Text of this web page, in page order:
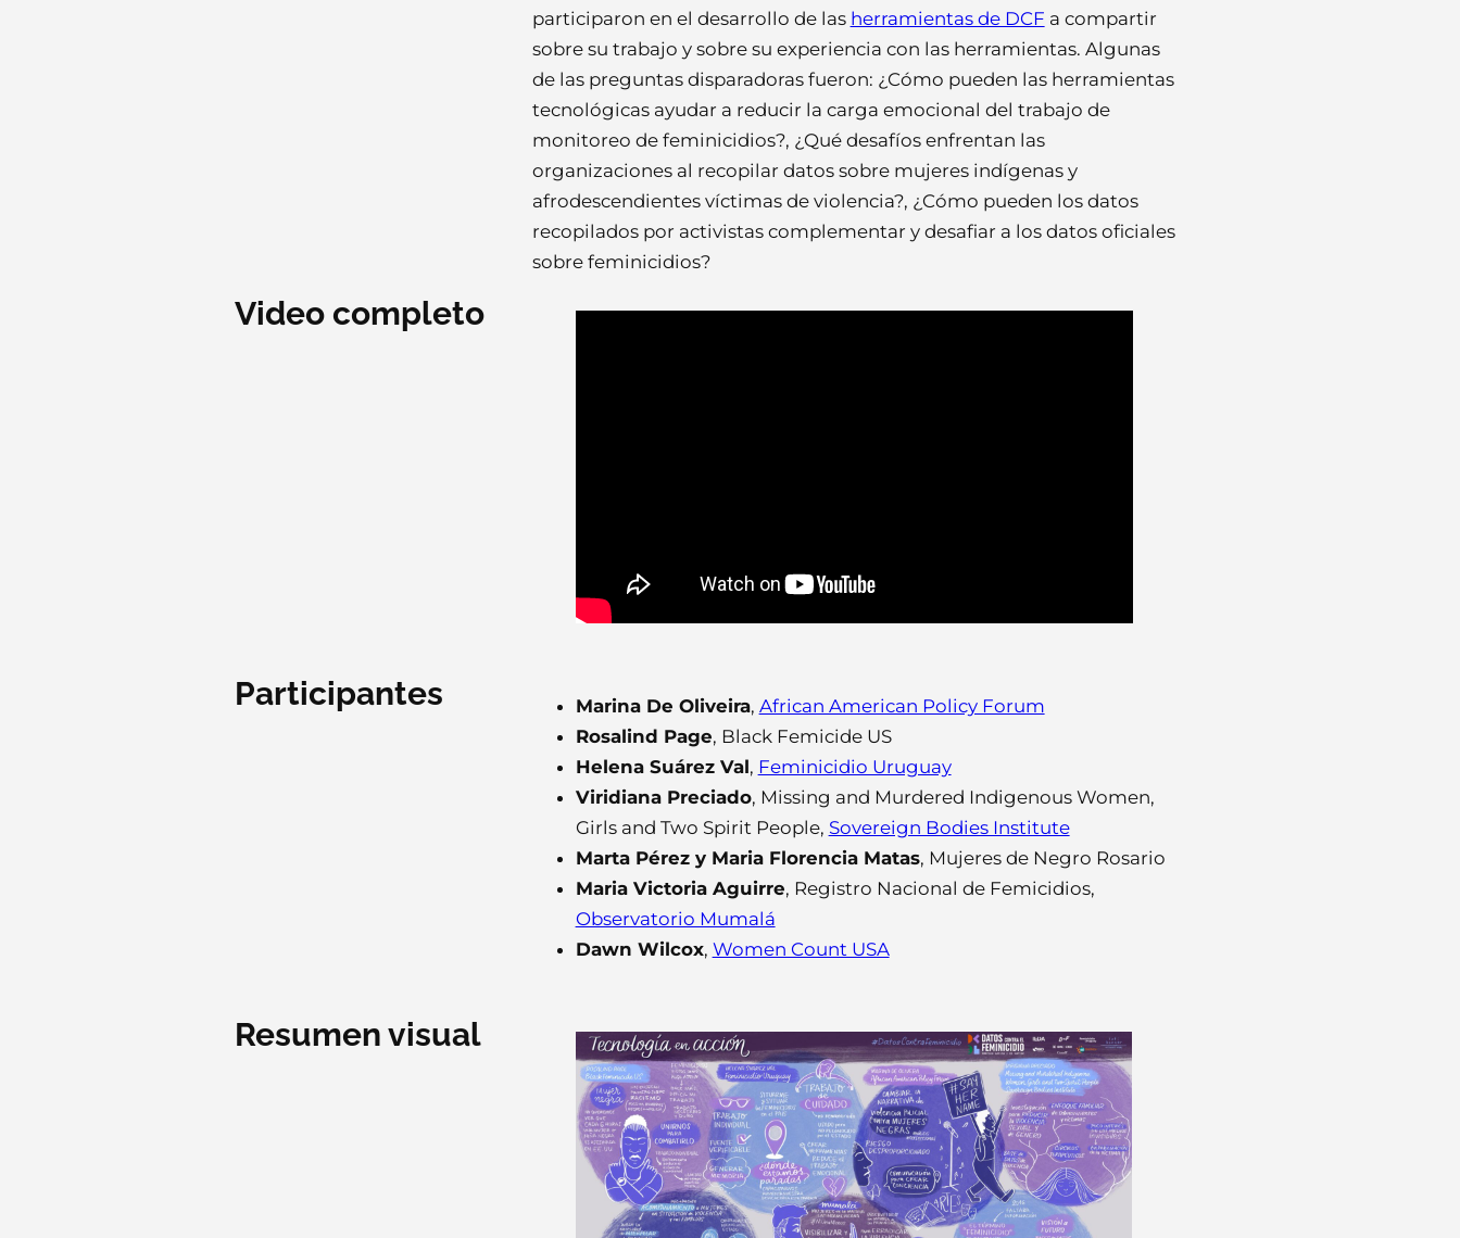
participaron en el desarrollo de las herramientas de DCF a compartir
sobre su trabajo y sobre su experiencia con las herramientas. Algunas
de las preguntas disparadoras fueron: ¿Cómo pueden las herramientas
tecnológicas ayudar a reducir la carga emocional del trabajo de
monitoreo de feminicidios?, ¿Qué desafíos enfrentan las
organizaciones al recopilar datos sobre mujeres indígenas y
afrodescendientes víctimas de violencia?, ¿Cómo pueden los datos
recopilados por activistas complementar y desafiar a los datos oficiales
sobre feminicidios?
Video completo
Participantes Marina De Oliveira, African American Policy Forum
Rosalind Page, Black Femicide US
Helena Suárez Val, Feminicidio Uruguay
Viridiana Preciado, Missing and Murdered Indigenous Women,
Girls and Two Spirit People, Sovereign Bodies Institute
Marta Pérez y Maria Florencia Matas, Mujeres de Negro Rosario
Maria Victoria Aguirre, Registro Nacional de Femicidios,
Observatorio Mumalá
Dawn Wilcox, Women Count USA
Resumen visual